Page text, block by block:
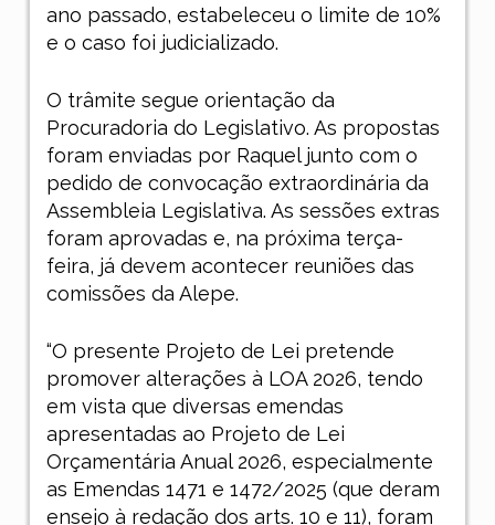
ano passado, estabeleceu o limite de 10%
e o caso foi judicializado.
O trâmite segue orientação da
Procuradoria do Legislativo. As propostas
foram enviadas por Raquel junto com o
pedido de convocação extraordinária da
Assembleia Legislativa. As sessões extras
foram aprovadas e, na próxima terça-
feira, já devem acontecer reuniões das
comissões da Alepe.
“O presente Projeto de Lei pretende
promover alterações à LOA 2026, tendo
em vista que diversas emendas
apresentadas ao Projeto de Lei
Orçamentária Anual 2026, especialmente
as Emendas 1471 e 1472/2025 (que deram
ensejo à redação dos arts. 10 e 11), foram